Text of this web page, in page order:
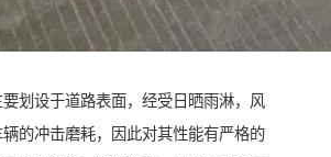
划设于道路表面，经受日晒雨淋，风
的冲击磨耗，因此对其性能有严格的